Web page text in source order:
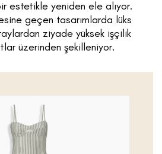
estetikle yeniden ele alıyor.
geçen tasarımlarda lüks
ziyade yüksek işçilik
üzerinden şekilleniyor.